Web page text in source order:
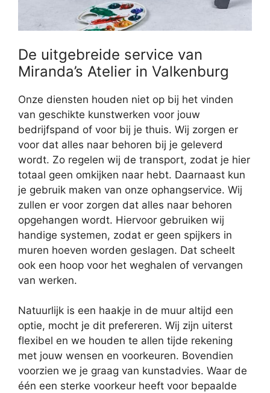
De uitgebreide service van
Miranda’s Atelier in Valkenburg
Onze diensten houden niet op bij het vinden
van geschikte kunstwerken voor jouw
bedrijfspand of voor bij je thuis. Wij zorgen er
voor dat alles naar behoren bij je geleverd
wordt. Zo regelen wij de transport, zodat je hier
totaal geen omkijken naar hebt. Daarnaast kun
je gebruik maken van onze ophangservice. Wij
zullen er voor zorgen dat alles naar behoren
opgehangen wordt. Hiervoor gebruiken wij
handige systemen, zodat er geen spijkers in
muren hoeven worden geslagen. Dat scheelt
ook een hoop voor het weghalen of vervangen
van werken.
Natuurlijk is een haakje in de muur altijd een
optie, mocht je dit prefereren. Wij zijn uiterst
flexibel en we houden te allen tijde rekening
met jouw wensen en voorkeuren. Bovendien
voorzien we je graag van kunstadvies. Waar de
één een sterke voorkeur heeft voor bepaalde